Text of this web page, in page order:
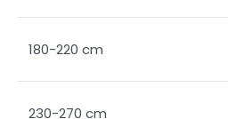
180-220 cm
230-270 cm